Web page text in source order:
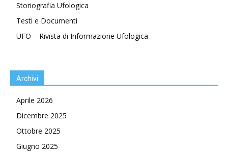
Storiografia Ufologica
Testi e Documenti
UFO – Rivista di Informazione Ufologica
Archivi
Aprile 2026
Dicembre 2025
Ottobre 2025
Giugno 2025